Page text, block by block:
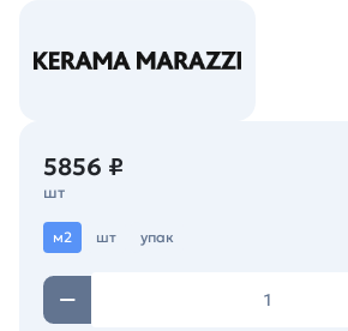
5856 ₽
шт
м2 шт упак